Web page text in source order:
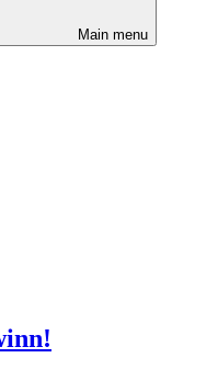
Main menu